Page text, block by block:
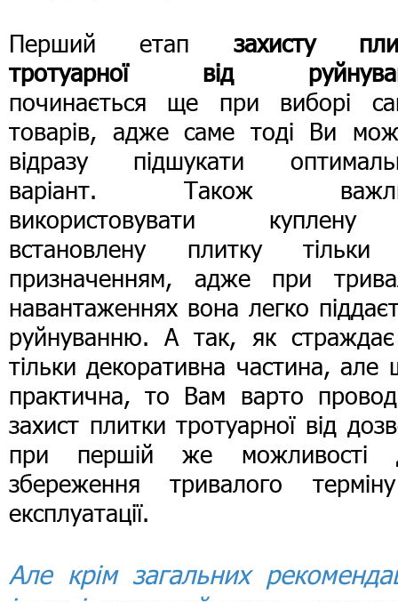
Перший етап захисту
тротуарної від
починається ще при виборі
товарів, адже саме тоді Ви
відразу підшукати
варіант. Також
використовувати
встановлену плитку
призначенням, адже при
навантаженнях вона легко
руйнуванню. А так, як
тільки декоративна частина, але
практична, то Вам варто
захист плитки тротуарної від
при першій же можливості
збереження тривалого
експлуатації.
Але крім загальних